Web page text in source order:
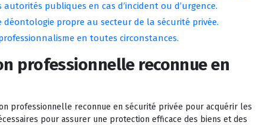
publiques en cas d’incident ou d’urgence.
déontologie propre au secteur de la sécurité privée.
en toutes circonstances.
professionnelle reconnue en
professionnelle reconnue en sécurité privée pour acquérir les
pour assurer une protection efficace des biens et des